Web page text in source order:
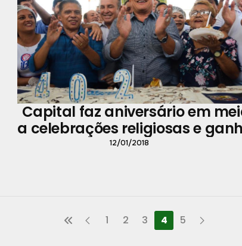
Capital faz aniversário em
a celebrações religiosas e
bolo de 20 metros
12/01/2018
1 2 3 4 5